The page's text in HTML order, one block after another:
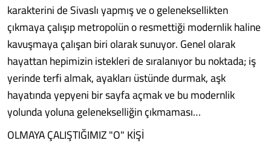
karakterini de Sivaslı yapmış ve o geleneksellikten
çıkmaya çalışıp metropolün o resmettiği modernlik haline
kavuşmaya çalışan biri olarak sunuyor. Genel olarak
hayattan hepimizin istekleri de sıralanıyor bu noktada; iş
yerinde terfi almak, ayakları üstünde durmak, aşk
hayatında yepyeni bir sayfa açmak ve bu modernlik
yolunda yoluna gelenekselliğin çıkmaması…
OLMAYA ÇALIŞTIĞIMIZ "O" KİŞİ